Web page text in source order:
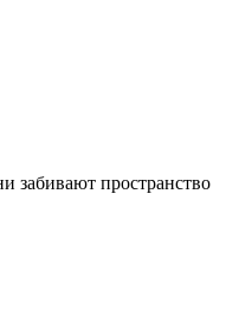
забивают пространство